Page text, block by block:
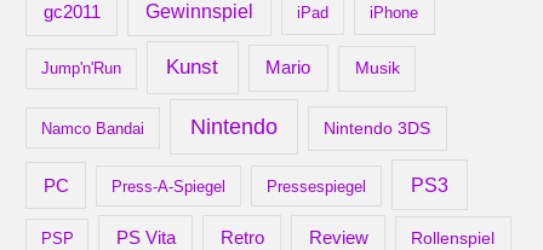
gc2011 Gewinnspiel iPad iPhone
Jump'n'Run Kunst Mario Musik
Namco Bandai Nintendo Nintendo 3DS
PC Press-A-Spiegel Pressespiegel PS3
PSP PS Vita Retro Review Rollenspiel